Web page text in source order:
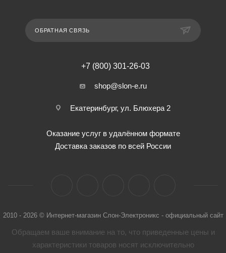
ОБРАТНАЯ СВЯЗЬ
+7 (800) 301-26-03
shop@slon-e.ru
Екатеринбург, ул. Блюхера 2
Оказание услуг в удалённом формате
Доставка заказов по всей России
2010 - 2026 © Интернет-магазин Слон-Электроникс - официальный сайт
Обращаем ваше внимание на то, что приведенные цены и
характеристики товaров носят исключительно